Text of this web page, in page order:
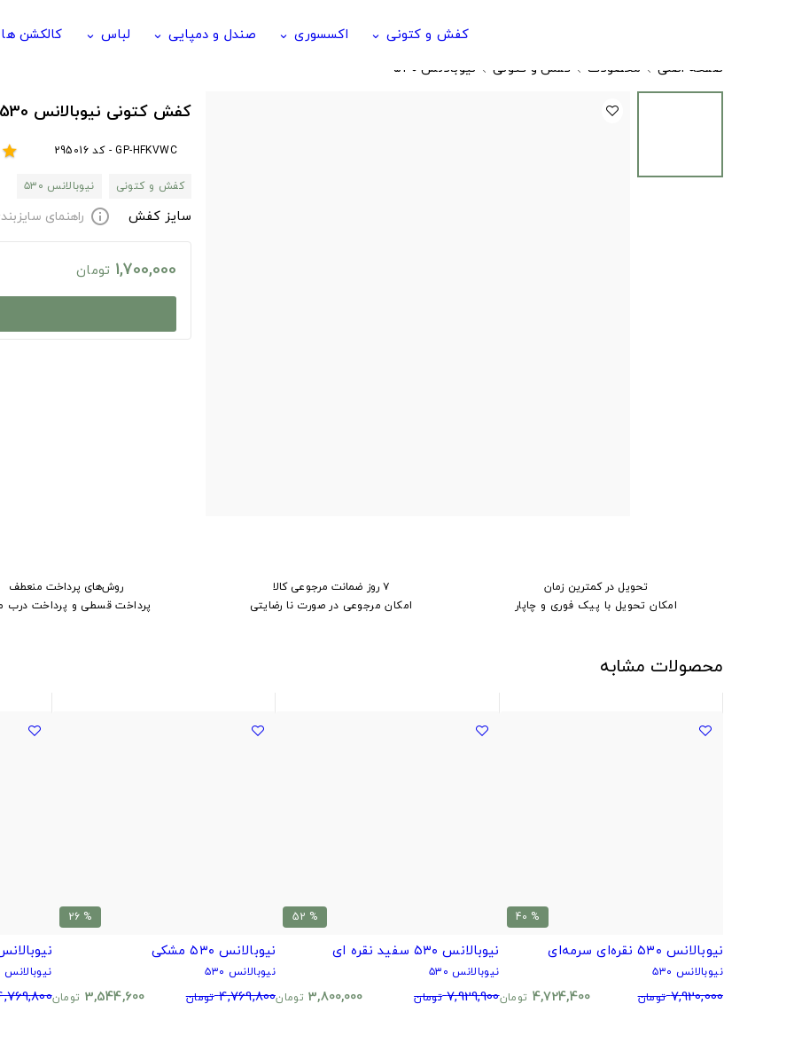
کفش و کتونی keyboard_arrow_down اکسسوری keyboard_arrow_down صندل و دمپایی keyboard_arrow_down لباس keyboard_arrow_down کالکشن ها
صفحه اصلی محصولات کفش و کتونی نیوبالانس ۵۳۰
کفش کتونی نیوبالانس 530 سفید رویه برجسته
GP-HFKVWC - کد 295016 star
کفش و کتونی
نیوبالانس ۵۳۰
سایز کفش info راهنمای
1,700,000 تومان
تحویل در کمترین زمان
امکان تحویل با پیک فوری و چاپار
۷ روز ضمانت مرجوعی کالا
امکان مرجوعی در صورت نا رضایتی
روش‌های پرداخت منعطف
پرداخت قسطی و پرداخت درب
محصولات مشابه
% 40
نیوبالانس ۵۳۰ نقره‌ای سرمه‌ای
نیوبالانس ۵۳۰
7,920,000 تومان 4,724,400 تومان
% 52
نیوبالانس ۵۳۰ سفید نقره ای
نیوبالانس ۵۳۰
7,929,900 تومان 3,800,000 تومان
% 26
نیوبالانس ۵۳۰ مشکی
نیوبالانس ۵۳۰
4,769,800 تومان 3,544,600 تومان
نیوبالانس 530 تمام
نیوبالانس ۵۳۰